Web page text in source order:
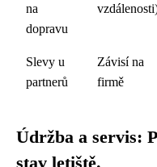
na
dopravu
Slevy u
partnerů
Závisí na
firmě
Údržba a servis:
stav letiště.